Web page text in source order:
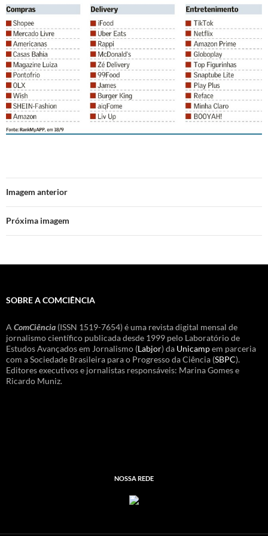
Imagem anterior
Próxima imagem
SOBRE A COMCIÊNCIA
A ComCiência (ISSN 1519-7654) é uma revista digital mensal de
jornalismo científico publicada desde 1999 pelo Laboratório de
Estudos Avançados em Jornalismo (Labjor) da Unicampem parceria
com a Sociedade Brasileira para o Progresso da Ciência (SBPC).
Editores executivos e jornalistas responsáveis: Marina Gomes e
Ricardo Muniz.
NOSSA REDE